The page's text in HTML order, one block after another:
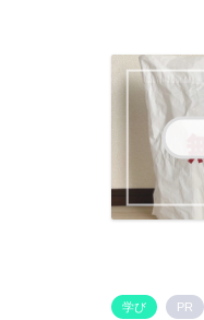
学び PR